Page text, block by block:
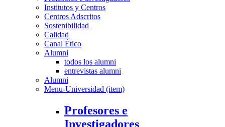
Institutos y Centros
Centros Adscritos
Sostenibilidad
Calidad
Canal Ético
Alumni
todos los alumni
entrevistas alumni
Alumni
Menu-Universidad (item)
Profesores e
Investigadores